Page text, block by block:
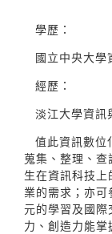
學歷：
國立中央大學
經歷：
淡江大學資訊
值此資訊數位
蒐集、整理、
生在資訊科技
業的需求；亦
元的學習及國際
力、創造力能掌